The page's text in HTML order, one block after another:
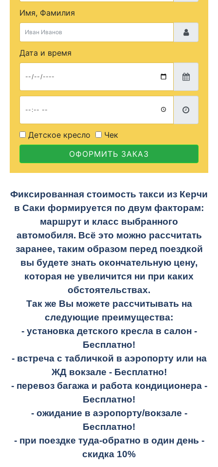
Имя, Фамилия
Дата и время
Детское кресло
Чек
ОФОРМИТЬ ЗАКАЗ
Фиксированная стоимость такси из Керчи
в Саки формируется по двум факторам:
маршрут и класс выбранного
автомобиля. Всё это можно рассчитать
заранее, таким образом перед поездкой
вы будете знать окончательную цену,
которая не увеличится ни при каких
обстоятельствах.
Так же Вы можете рассчитывать на
следующие преимущества:
- установка детского кресла в салон -
Бесплатно!
- встреча с табличкой в аэропорту или на
ЖД вокзале - Бесплатно!
- перевоз багажа и работа кондиционера -
Бесплатно!
- ожидание в аэропорту/вокзале -
Бесплатно!
- при поездке туда-обратно в один день -
скидка 10%